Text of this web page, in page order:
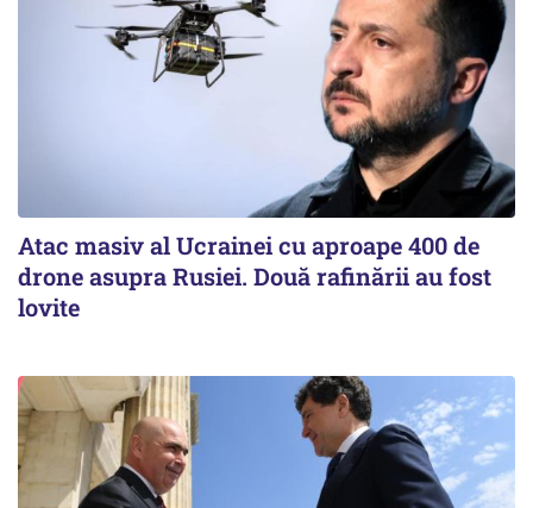
Atac masiv al Ucrainei cu aproape 400 de
drone asupra Rusiei. Două rafinării au fost
lovite